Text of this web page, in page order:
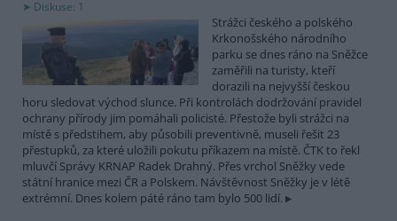
Diskuse: 1
Strážci českého a polského
Krkonošského národního
parku se dnes ráno na Sněžce
zaměřili na turisty, kteří
dorazili na nejvyšší českou
horu sledovat východ slunce. Při kontrolách dodržování pravidel
ochrany přírody jim pomáhali policisté. Přestože byli strážci na
místě s předstihem, aby působili preventivně, museli řešit 23
přestupků, za které uložili pokutu příkazem na místě. ČTK to řekl
mluvčí Správy KRNAP Radek Drahný. Přes vrchol Sněžky vede
státní hranice mezi ČR a Polskem. Návštěvnost Sněžky je v létě
extrémní. Dnes kolem páté ráno tam bylo 500 lidí.